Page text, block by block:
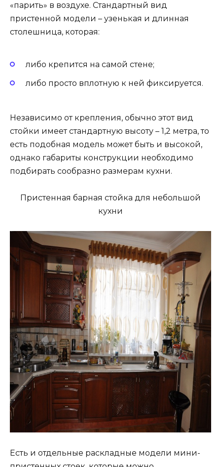
«парить» в воздухе. Стандартный вид
пристенной модели – узенькая и длинная
столешница, которая:
либо крепится на самой стене;
либо просто вплотную к ней фиксируется.
Независимо от крепления, обычно этот вид
стойки имеет стандартную высоту – 1,2 метра, то
есть подобная модель может быть и высокой,
однако габариты конструкции необходимо
подбирать сообразно размерам кухни.
Пристенная барная стойка для небольшой
кухни
Есть и отдельные раскладные модели мини-